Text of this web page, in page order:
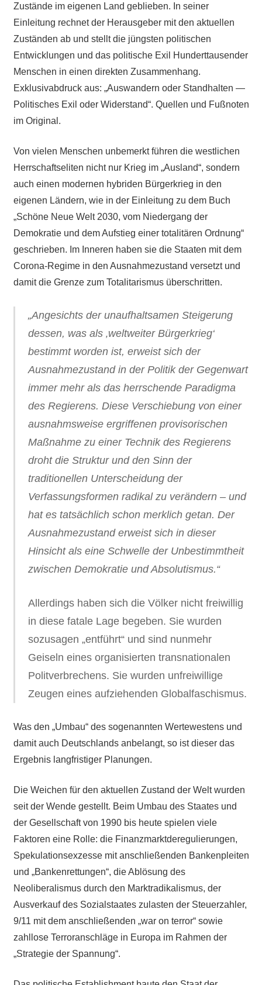
Zustände im eigenen Land geblieben. In seiner
Einleitung rechnet der Herausgeber mit den aktuellen
Zuständen ab und stellt die jüngsten politischen
Entwicklungen und das politische Exil Hunderttausender
Menschen in einen direkten Zusammenhang.
Exklusivabdruck aus: „Auswandern oder Standhalten —
Politisches Exil oder Widerstand“. Quellen und Fußnoten
im Original.
Von vielen Menschen unbemerkt führen die westlichen
Herrschaftseliten nicht nur Krieg im „Ausland“, sondern
auch einen modernen hybriden Bürgerkrieg in den
eigenen Ländern, wie in der Einleitung zu dem Buch
„Schöne Neue Welt 2030, vom Niedergang der
Demokratie und dem Aufstieg einer totalitären Ordnung“
geschrieben. Im Inneren haben sie die Staaten mit dem
Corona-Regime in den Ausnahmezustand versetzt und
damit die Grenze zum Totalitarismus überschritten.
„Angesichts der unaufhaltsamen Steigerung
dessen, was als ‚weltweiter Bürgerkrieg‘
bestimmt worden ist, erweist sich der
Ausnahmezustand in der Politik der Gegenwart
immer mehr als das herrschende Paradigma
des Regierens. Diese Verschiebung von einer
ausnahmsweise ergriffenen provisorischen
Maßnahme zu einer Technik des Regierens
droht die Struktur und den Sinn der
traditionellen Unterscheidung der
Verfassungsformen radikal zu verändern – und
hat es tatsächlich schon merklich getan. Der
Ausnahmezustand erweist sich in dieser
Hinsicht als eine Schwelle der Unbestimmtheit
zwischen Demokratie und Absolutismus.“
Allerdings haben sich die Völker nicht freiwillig
in diese fatale Lage begeben. Sie wurden
sozusagen „entführt“ und sind nunmehr
Geiseln eines organisierten transnationalen
Politverbrechens. Sie wurden unfreiwillige
Zeugen eines aufziehenden Globalfaschismus.
Was den „Umbau“ des sogenannten Wertewestens und
damit auch Deutschlands anbelangt, so ist dieser das
Ergebnis langfristiger Planungen.
Die Weichen für den aktuellen Zustand der Welt wurden
seit der Wende gestellt. Beim Umbau des Staates und
der Gesellschaft von 1990 bis heute spielen viele
Faktoren eine Rolle: die Finanzmarktderegulierungen,
Spekulationsexzesse mit anschließenden Bankenpleiten
und „Bankenrettungen“, die Ablösung des
Neoliberalismus durch den Marktradikalismus, der
Ausverkauf des Sozialstaates zulasten der Steuerzahler,
9/11 mit dem anschließenden „war on terror“ sowie
zahllose Terroranschläge in Europa im Rahmen der
„Strategie der Spannung“.